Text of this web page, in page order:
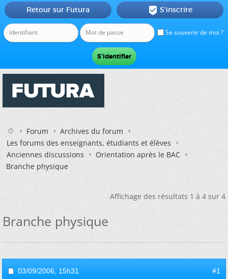
Se souvenir de moi ?
Retour sur Futura  S'inscrire
Forum
Archives du forum
Les forums des enseignants, étudiants et élèves
Anciennes discussions
Orientation après le BAC
Branche physique
Affichage des résultats 1 à 4 sur 4
Branche physique
03/09/2006, 15h31 #1